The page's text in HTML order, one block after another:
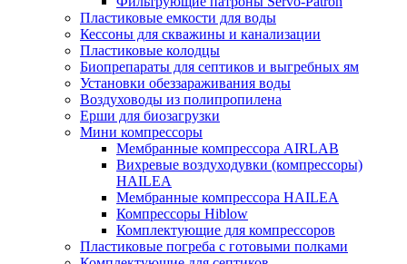
Пластиковые емкости для воды
Кессоны для скважины и канализации
Пластиковые колодцы
Биопрепараты для септиков и выгребных ям
Установки обеззараживания воды
Воздуховоды из полипропилена
Ерши для биозагрузки
Мини компрессоры
Мембранные компрессора AIRLAB
Вихревые воздуходувки (компрессоры)
HAILEA
Мембранные компрессора HAILEA
Компрессоры Hiblow
Комплектующие для компрессоров
Пластиковые погреба с готовыми полками